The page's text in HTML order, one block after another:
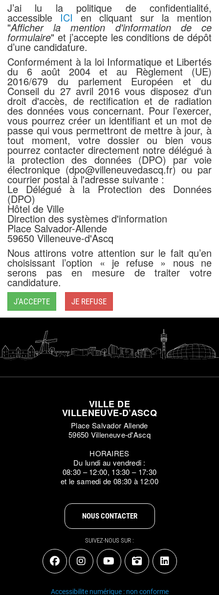
J’ai lu la politique de confidentialité,
accessible ICI en cliquant sur la mention
"Afficher la mention d'information de ce
formulaire" et j’accepte les conditions de dépôt
d’une candidature.
Conformément à la loi Informatique et Libertés
du 6 août 2004 et au Règlement (UE)
2016/679 du parlement Européen et du
Conseil du 27 avril 2016 vous disposez d'un
droit d'accès, de rectification et de radiation
des données vous concernant. Pour l’exercer,
vous pourrez créer un identifiant et un mot de
passe qui vous permettront de mettre à jour, à
tout moment, votre dossier ou bien vous
pourrez contacter directement notre délégué à
la protection des données (DPO) par voie
électronique (dpo@villeneuvedascq.fr) ou par
courrier postal à l'adresse suivante :
Le Délégué à la Protection des Données
(DPO)
Hôtel de Ville
Direction des systèmes d'information
Place Salvador-Allende
59650 Villeneuve-d'Ascq
Nous attirons votre attention sur le fait qu’en
choisissant l’option « je refuse » nous ne
serons pas en mesure de traiter votre
candidature.
J'ACCEPTE JE REFUSE
VILLE DE
VILLENEUVE-D’ASCQ
Place Salvador Allende
59650 Villeneuve-d'Ascq
HORAIRES
Du lundi au vendredi :
08:30 – 12:00, 13:30 – 17:30
et le samedi de 08:30 à 12:00
NOUS CONTACTER
SUIVEZ-NOUS SUR :
Accessibilite numérique : non conforme